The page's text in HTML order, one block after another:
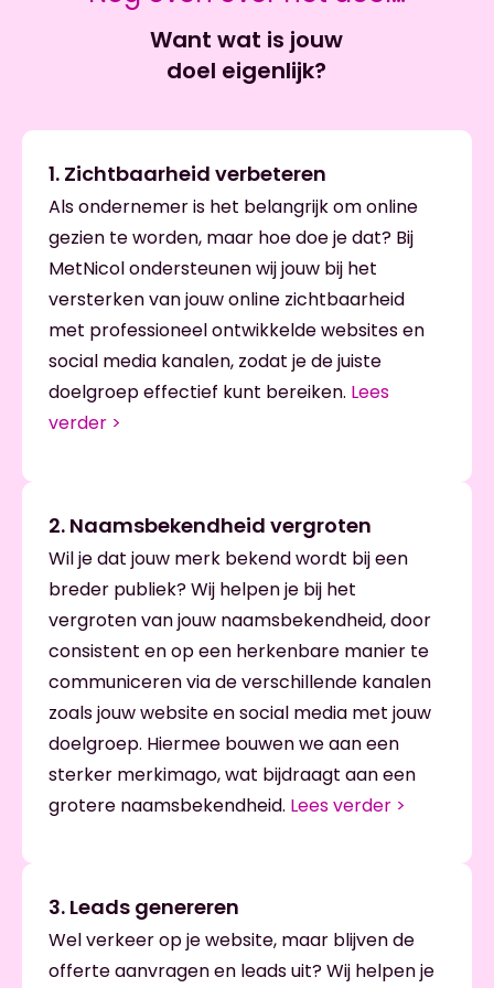
Want wat is jouw
doel eigenlijk?
1. Zichtbaarheid verbeteren
Als ondernemer is het belangrijk om online
gezien te worden, maar hoe doe je dat? Bij
MetNicol ondersteunen wij jouw bij het
versterken van jouw online zichtbaarheid
met professioneel ontwikkelde websites en
social media kanalen, zodat je de juiste
doelgroep effectief kunt bereiken. Lees
verder >
2. Naamsbekendheid vergroten
Wil je dat jouw merk bekend wordt bij een
breder publiek? Wij helpen je bij het
vergroten van jouw naamsbekendheid, door
consistent en op een herkenbare manier te
communiceren via de verschillende kanalen
zoals jouw website en social media met jouw
doelgroep. Hiermee bouwen we aan een
sterker merkimago, wat bijdraagt aan een
grotere naamsbekendheid. Lees verder >
3. Leads genereren
Wel verkeer op je website, maar blijven de
offerte aanvragen en leads uit? Wij helpen je